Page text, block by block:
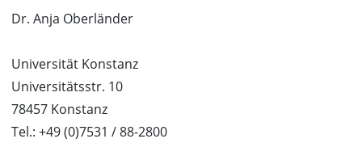
Dr. Anja Oberländer
Universität Konstanz
Universitätsstr. 10
78457 Konstanz
Tel.: +49 (0)7531 / 88-2800